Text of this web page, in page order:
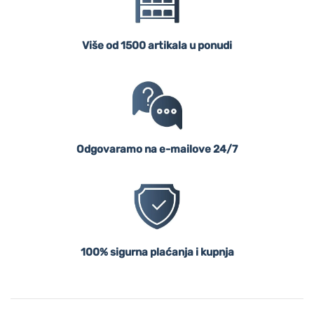
Više od 1500 artikala u ponudi
Odgovaramo na e-mailove 24/7
100% sigurna plaćanja i kupnja